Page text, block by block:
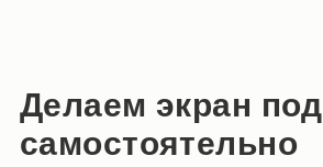
Делаем экран
самостоятельно